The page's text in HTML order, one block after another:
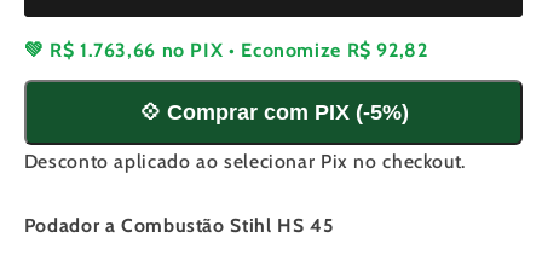
Stihl
HS
45
Stihl
HS
💚 R$ 1.763,66 no PIX • Economize R$ 92,82
💠 Comprar com PIX (-5%)
Desconto aplicado ao selecionar Pix no checkout.
Podador a Combustão Stihl HS 45